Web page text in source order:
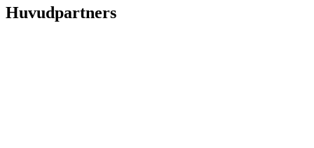
Huvudpartners